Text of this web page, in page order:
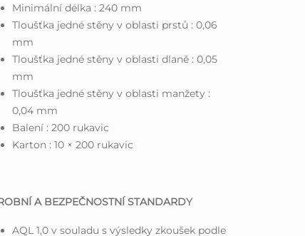
Minimální délka : 240 mm
Tloušťka jedné stěny v oblasti prstů : 0,06
mm
Tloušťka jedné stěny v oblasti dlaně : 0,05
mm
Tloušťka jedné stěny v oblasti manžety :
0,04 mm
Balení : 200 rukavic
Karton : 10 × 200 rukavic
A BEZPEČNOSTNÍ STANDARDY
AQL 1,0 v souladu s výsledky zkoušek podle